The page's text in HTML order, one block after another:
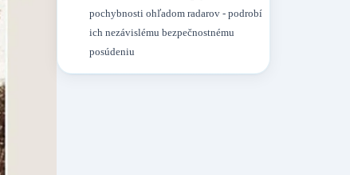
pochybnosti ohľadom radarov - podrobí
ich nezávislému bezpečnostnému
posúdeniu